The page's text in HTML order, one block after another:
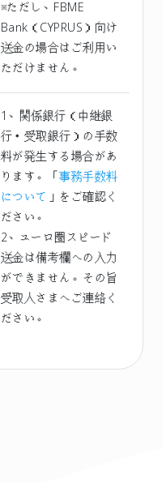
※ただし、FBME
Bank（CYPRUS）向け
送金の場合はご利用い
ただけません。
1、関係銀行（中継銀
行・受取銀行）の手数
料が発生する場合があ
ります。「事務手数料
について」をご確認く
ださい。
2、ユーロ圏スピード
送金は備考欄への入力
ができません。その旨
受取人さまへご連絡く
ださい。